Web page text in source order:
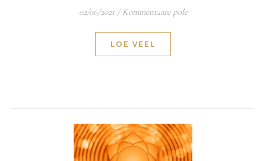
02/06/2021 / Kommentaare pole
LOE VEEL